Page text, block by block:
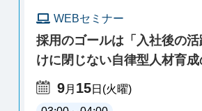
WEBセミナー
採用のゴールは「入社後の
けに閉じない自律型人材育
9月 15日 (火曜)